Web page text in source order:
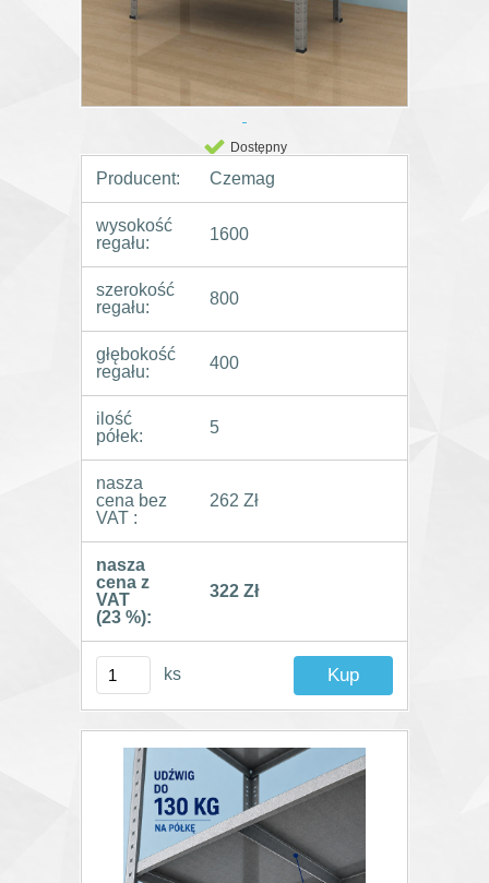
Dostępny
Producent: Czemag
wysokość
regału:
1600
szerokość
regału:
800
głębokość
regału:
400
ilość
półek:
5
nasza
cena bez
VAT :
262 Zł
nasza
cena z
VAT
(23 %):
322 Zł
ks